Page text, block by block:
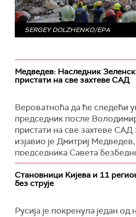
(Укринформ)
SERGEY DOLZHENKO/EPA
Медведев: Наследник
пристати на све захтеве САД
Вероватноћа да ће следећи
председник после
пристати на све захтеве САД
изјавио је Дмитриј
председника Савета
Према његовим речима,
замени садашњег лидера
реторику уништавањем
"Ствари су једноставно
Становници Кијева и 11
без струје
Русија је покренула један од